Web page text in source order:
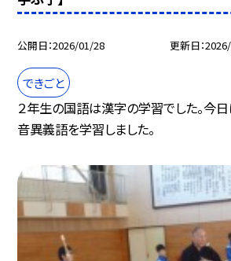
公開日 2026/01/28 更新日
できごと
２年生の国語は漢字の学習でした。今
音異義語を学習しました。